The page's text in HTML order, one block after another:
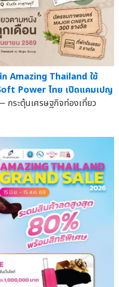
ก Amazing Thailand ใช้
Power ไทย เปิดแคมเปญ
กระตุ้นเศรษฐกิจท่องเที่ยว